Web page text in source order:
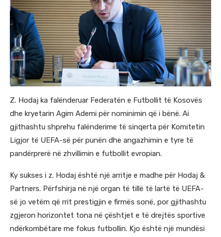
Z. Hodaj ka falënderuar Federatën e Futbollit të Kosovës
dhe kryetarin Agim Ademi për nominimin që i bënë. Ai
gjithashtu shprehu falënderime të sinqerta për Komitetin
Ligjor të UEFA-së për punën dhe angazhimin e tyre të
pandërprerë në zhvillimin e futbollit evropian.
Ky sukses i z. Hodaj është një arritje e madhe për Hodaj &
Partners. Përfshirja në një organ të tillë të lartë të UEFA-
së jo vetëm që rrit prestigjin e firmës sonë, por gjithashtu
zgjeron horizontet tona në çështjet e të drejtës sportive
ndërkombëtare me fokus futbollin. Kjo është një mundësi